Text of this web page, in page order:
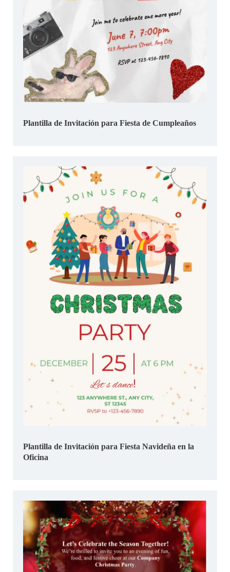
Plantilla de Invitación para Fiesta de Cumpleaños
Plantilla de Invitación para Fiesta Navideña en la
Oficina